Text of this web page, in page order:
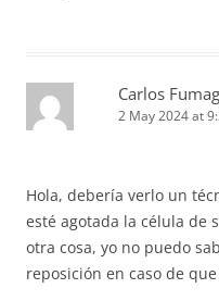
Carlos
2 May 2024 at
Hola, debería verlo un
esté agotada la célula de
otra cosa, yo no puedo
reposición en caso de